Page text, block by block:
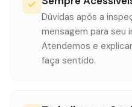
Dúvidas após a
mensagem para seu
Atendemos e
faça sentido.